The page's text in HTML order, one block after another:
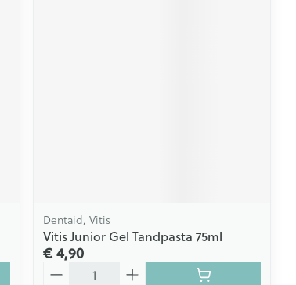
Dentaid, Vitis
Vitis Junior Gel Tandpasta 75ml
€ 4,90